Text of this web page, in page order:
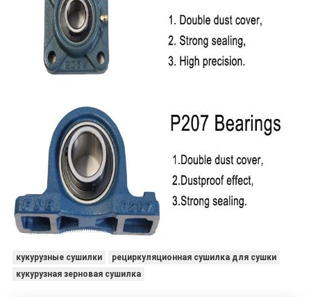
кукурузные сушилки
рециркуляционная сушилка для сушки
кукурузная зерновая сушилка